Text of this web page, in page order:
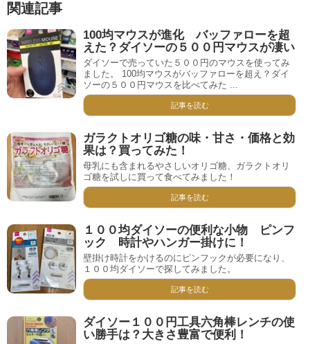
関連記事
100均マウスが進化 バッファローを超
えた？ダイソーの５００円マウスが凄い
ダイソーで売っていた５００円のマウスを使ってみ
ました。 100均マウスがバッファローを超え？ダイ
ソーの５００円マウスを比べてみた ...
記事を読む
ガラクトオリゴ糖の味・甘さ・価格と効
果は？買ってみた！
母乳にも含まれるやさしいオリゴ糖、ガラクトオリ
ゴ糖を試しに買って食べてみました！
記事を読む
１００均ダイソーの便利な小物 ピンフ
ック 時計やハンガー掛けに！
壁掛け時計をかけるのにピンフックが必要になり、
１００均ダイソーで探してみました。
記事を読む
ダイソー１００円工具六角棒レンチの使
い勝手は？大きさ豊富で便利！